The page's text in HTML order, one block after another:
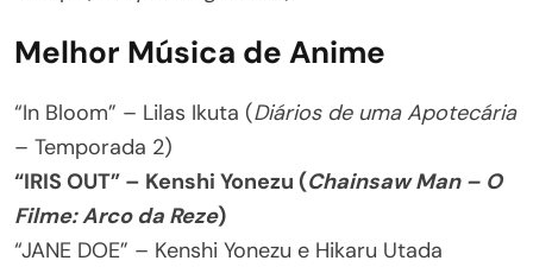
Melhor Música de Anime
“In Bloom” – Lilas Ikuta (Diários de uma Apotecária
– Temporada 2)
“IRIS OUT” – Kenshi Yonezu (Chainsaw Man – O
Filme: Arco da Reze)
“JANE DOE” – Kenshi Yonezu e Hikaru Utada